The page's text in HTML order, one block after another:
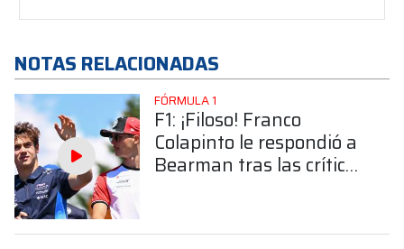
NOTAS RELACIONADAS
FÓRMULA 1
F1: ¡Filoso! Franco
Colapinto le respondió a
Bearman tras las críticas
sus comentarios"